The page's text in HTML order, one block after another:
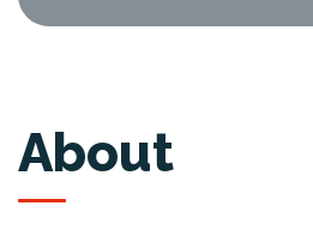
About